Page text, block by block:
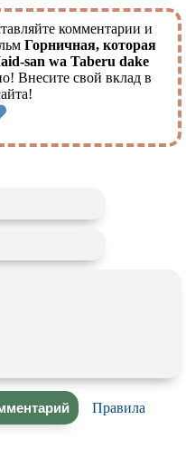
комментарии и
Горничная, которая
san wa Taberu dake
Внесите свой вклад в
Правила